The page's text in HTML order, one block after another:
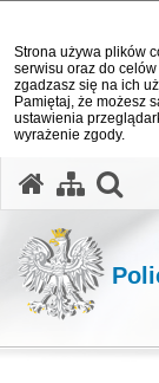
Strona używa plików
serwisu oraz do
zgadzasz się na ich
Pamiętaj, że możesz
ustawienia
wyrażenie zgody.